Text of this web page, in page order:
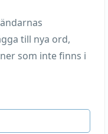
till nya ord,
som inte finns i